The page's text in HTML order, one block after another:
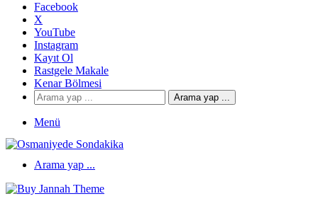
Facebook
X
YouTube
Instagram
Kayıt Ol
Rastgele Makale
Kenar Bölmesi
Arama yap ...
Menü
Arama yap ...